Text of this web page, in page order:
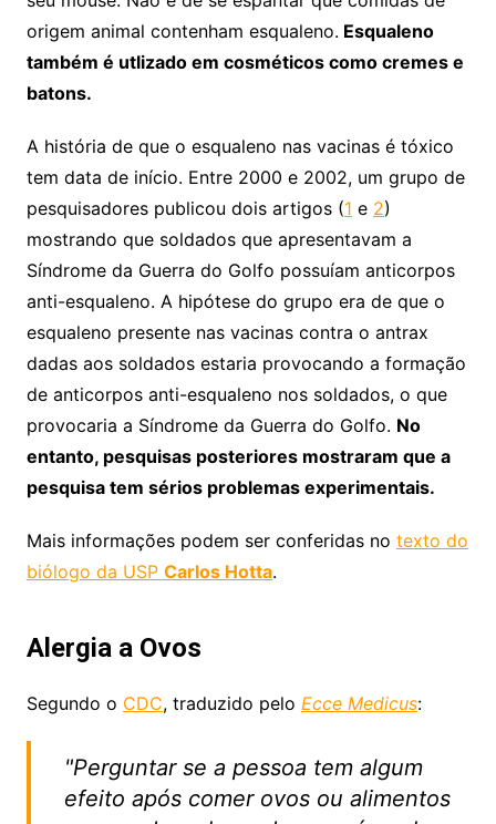
origem animal contenham esqualeno. Esqualeno
também é utlizado em cosméticos como cremes e
batons.
A história de que o esqualeno nas vacinas é tóxico
tem data de início. Entre 2000 e 2002, um grupo de
pesquisadores publicou dois artigos (1 e 2)
mostrando que soldados que apresentavam a
Síndrome da Guerra do Golfo possuíam anticorpos
anti-esqualeno. A hipótese do grupo era de que o
esqualeno presente nas vacinas contra o antrax
dadas aos soldados estaria provocando a formação
de anticorpos anti-esqualeno nos soldados, o que
provocaria a Síndrome da Guerra do Golfo. No
entanto, pesquisas posteriores mostraram que a
pesquisa tem sérios problemas experimentais.
Mais informações podem ser conferidas no texto do
biólogo da USP Carlos Hotta.
Alergia a Ovos
Segundo o CDC, traduzido pelo Ecce Medicus:
"Perguntar se a pessoa tem algum
efeito após comer ovos ou alimentos